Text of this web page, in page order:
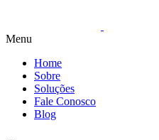
Menu
Home
Sobre
Soluções
Fale Conosco
Blog